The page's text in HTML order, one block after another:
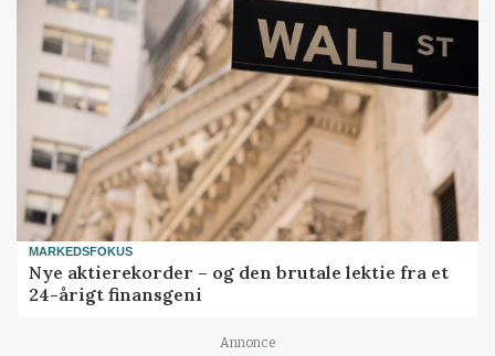
MARKEDSFOKUS
Nye aktierekorder – og den brutale lektie fra et
24-årigt finansgeni
Annonce